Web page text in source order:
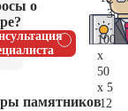
о
памятников
100
x
50
x 5
12